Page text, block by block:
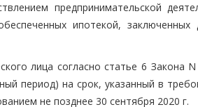
предпринимательской
ипотекой, заключенных
лица согласно статье 6 Закона
период) на срок, указанный в
не позднее 30 сентября 2020 г.